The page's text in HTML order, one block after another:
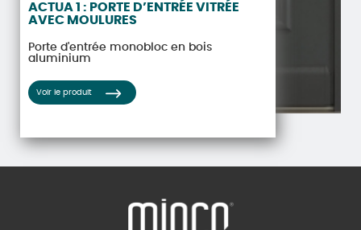
ACTUA 1 : PORTE D’ENTRÉE VITRÉE
AVEC MOULURES
Porte d'entrée monobloc en bois
aluminium
Voir le produit